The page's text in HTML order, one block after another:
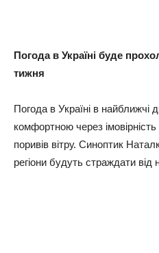
Погода в Україні буде
тижня
Погода в Україні в найближчі
комфортною через імовірність
поривів вітру. Синоптик
регіони будуть страждати від